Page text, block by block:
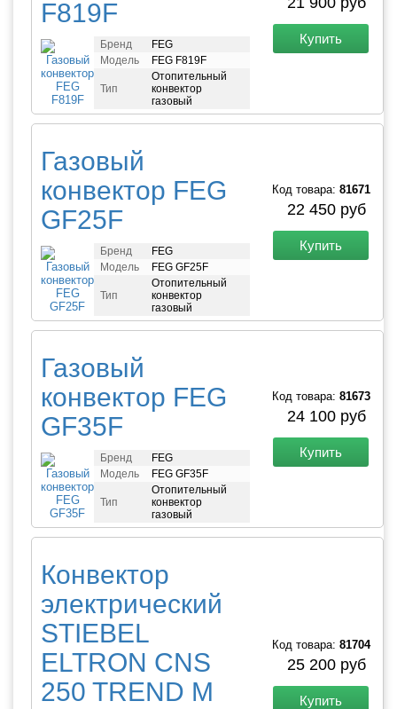
F819F
Купить
Бренд
FEG
Модель
FEG F819F
Тип
Отопительный
конвектор
газовый
Газовый
конвектор FEG
GF25F
Код товара: 81671
22 450 руб
Купить
Бренд
FEG
Модель
FEG GF25F
Тип
Отопительный
конвектор
газовый
Газовый
конвектор FEG
GF35F
Код товара: 81673
24 100 руб
Купить
Бренд
FEG
Модель
FEG GF35F
Тип
Отопительный
конвектор
газовый
Конвектор
электрический
STIEBEL
ELTRON CNS
250 TREND M
Код товара: 81704
25 200 руб
Купить